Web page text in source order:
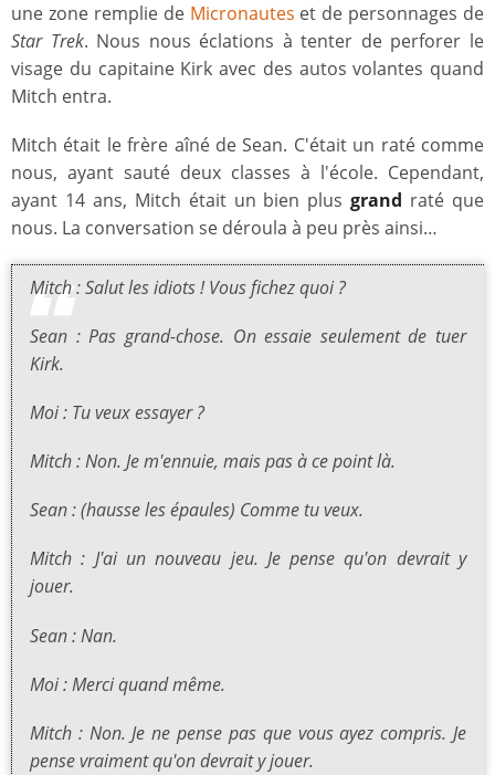
une zone remplie de Micronautes et de personnages de
Star Trek. Nous nous éclations à tenter de perforer le
visage du capitaine Kirk avec des autos volantes quand
Mitch entra.
Mitch était le frère aîné de Sean. C'était un raté comme
nous, ayant sauté deux classes à l'école. Cependant,
ayant 14 ans, Mitch était un bien plusgrand raté que
nous. La conversation se déroula à peu près ainsi…
Mitch : Salut les idiots ! Vous fichez quoi ?
Sean : Pas grand-chose. On essaie seulement de tuer
Kirk.
Moi : Tu veux essayer ?
Mitch : Non. Je m'ennuie, mais pas à ce point là.
Sean : (hausse les épaules) Comme tu veux.
Mitch : J'ai un nouveau jeu. Je pense qu'on devrait y
jouer.
Sean : Nan.
Moi : Merci quand même.
Mitch : Non. Je ne pense pas que vous ayez compris. Je
pense vraiment qu'on devrait y jouer.